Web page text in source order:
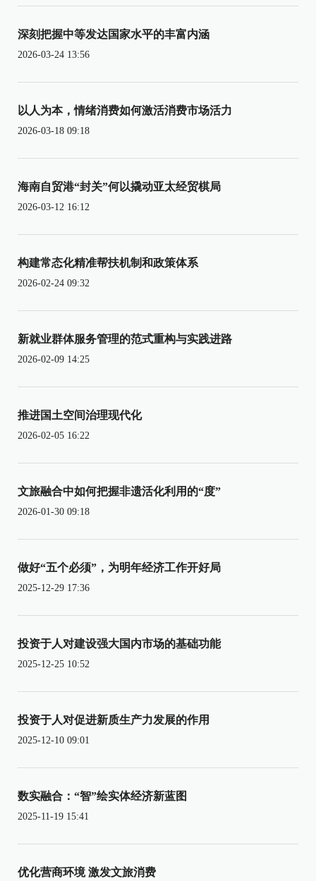
深刻把握中等发达国家水平的丰富内涵
2026-03-24 13:56
以人为本，情绪消费如何激活消费市场活力
2026-03-18 09:18
海南自贸港“封关”何以撬动亚太经贸棋局
2026-03-12 16:12
构建常态化精准帮扶机制和政策体系
2026-02-24 09:32
新就业群体服务管理的范式重构与实践进路
2026-02-09 14:25
推进国土空间治理现代化
2026-02-05 16:22
文旅融合中如何把握非遗活化利用的“度”
2026-01-30 09:18
做好“五个必须”，为明年经济工作开好局
2025-12-29 17:36
投资于人对建设强大国内市场的基础功能
2025-12-25 10:52
投资于人对促进新质生产力发展的作用
2025-12-10 09:01
数实融合：“智”绘实体经济新蓝图
2025-11-19 15:41
优化营商环境 激发文旅消费